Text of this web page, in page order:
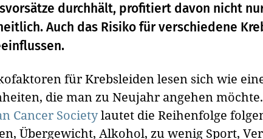
durchhält, profitiert davon nicht
Auch das Risiko für verschiedene
für Krebsleiden lesen sich wie
die man zu Neujahr angehen
Cancer Societylautet die Reihenfolge
Übergewicht, Alkohol, zu wenig Sport,